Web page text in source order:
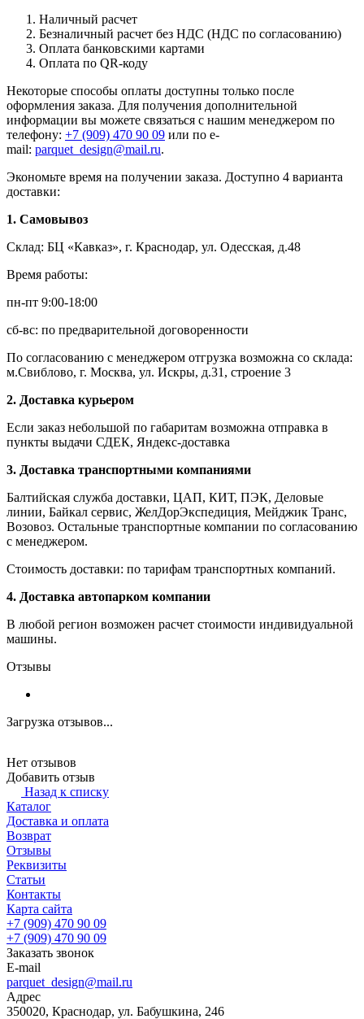
Наличный расчет
Безналичный расчет без НДС (НДС по согласованию)
Оплата банковскими картами
Оплата по QR-коду
Некоторые способы оплаты доступны только после
оформления заказа. Для получения дополнительной
информации вы можете связаться с нашим менеджером по
телефону: +7 (909) 470 90 09 или по e-
mail: parquet_design@mail.ru.
Экономьте время на получении заказа. Доступно 4 варианта
доставки:
1. Самовывоз
Склад: БЦ «Кавказ», г. Краснодар, ул. Одесская, д.48
Время работы:
пн-пт 9:00-18:00
сб-вс: по предварительной договоренности
По согласованию с менеджером отгрузка возможна со склада:
м.Свиблово, г. Москва, ул. Искры, д.31, строение 3
2. Доставка курьером
Если заказ небольшой по габаритам возможна отправка в
пункты выдачи СДЕК, Яндекс-доставка
3. Доставка транспортными компаниями
Балтийская служба доставки, ЦАП, КИТ, ПЭК, Деловые
линии, Байкал сервис, ЖелДорЭкспедиция, Мейджик Транс,
Возовоз. Остальные транспортные компании по согласованию
с менеджером.
Стоимость доставки: по тарифам транспортных компаний.
4. Доставка автопарком компании
В любой регион возможен расчет стоимости индивидуальной
машины.
Отзывы
Загрузка отзывов...
Нет отзывов
Добавить отзыв
Назад к списку
Каталог
Доставка и оплата
Возврат
Отзывы
Реквизиты
Статьи
Контакты
Карта сайта
+7 (909) 470 90 09
+7 (909) 470 90 09
Заказать звонок
E-mail
parquet_design@mail.ru
Адрес
350020, Краснодар, ул. Бабушкина, 246